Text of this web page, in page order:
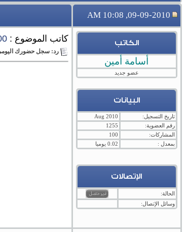
09-09-2010, 10:08 AM
الكاتب
أسامة أمين
عضو جديد
البيانات
تاريخ التسجيل:
Aug 2010
رقم العضوية:
1255
المشاركات:
100
بمعدل :
0.02 يوميا
الإتصالات
الحالة:
وسائل الإتصال:
كاتب الموضوع :
رد: سجل حضورك